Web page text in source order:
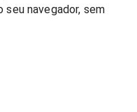
navegador, sem